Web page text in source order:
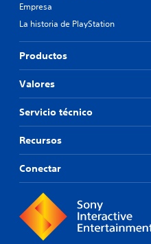
Empresa
La historia de PlayStation
Productos
Valores
Servicio técnico
Recursos
Conectar